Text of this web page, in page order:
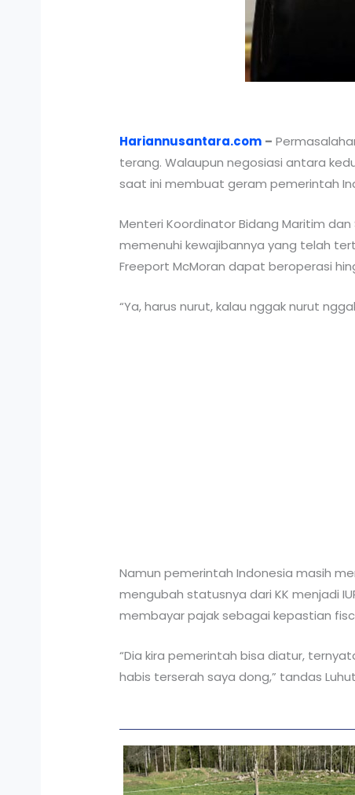
Hariannusantara.com –
terang. Walaupun negosiasi antara
saat ini membuat geram pemerintah
Menteri Koordinator Bidang Maritim
memenuhi kewajibannya yang telah
Freeport McMoran dapat beroperasi
“Ya, harus nurut, kalau nggak nurut
Namun pemerintah Indonesia masih
mengubah statusnya dari KK menjadi
membayar pajak sebagai kepastian
“Dia kira pemerintah bisa diatur,
habis terserah saya dong,” tandas